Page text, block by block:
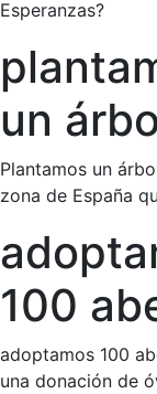
Esperanzas?
un
Plantamos un
zona de España
100
adoptamos 100
una donación de